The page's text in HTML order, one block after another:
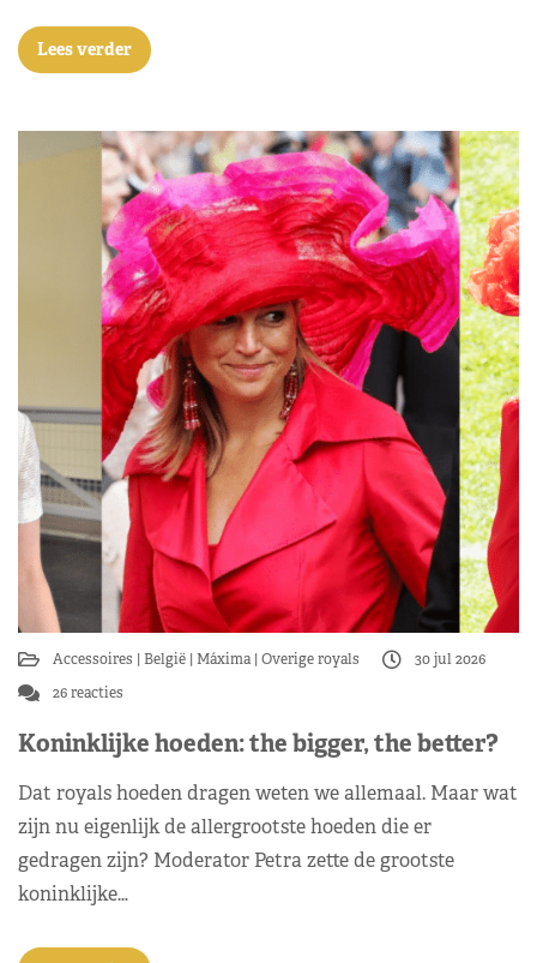
Lees verder
Accessoires België Máxima Overige royals
30 jul 2026
26 reacties
Koninklijke hoeden: the bigger, the better?
Dat royals hoeden dragen weten we allemaal. Maar wat
zijn nu eigenlijk de allergrootste hoeden die er
gedragen zijn? Moderator Petra zette de grootste
koninklijke…